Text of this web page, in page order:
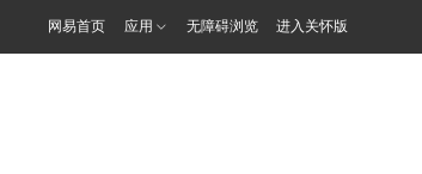
网易首页 应用 无障碍浏览 进入关怀版